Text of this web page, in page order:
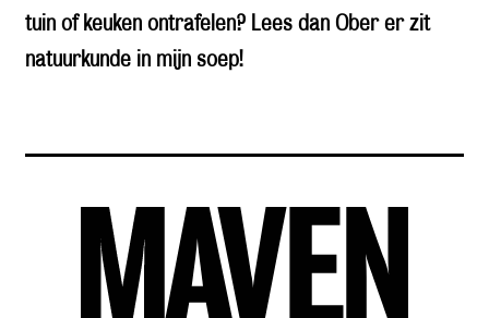
tuin of keuken ontrafelen? Lees dan Ober er zit
natuurkunde in mijn soep!